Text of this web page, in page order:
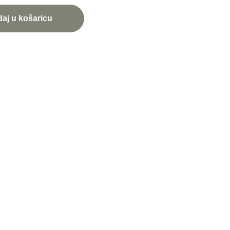
u košaricu